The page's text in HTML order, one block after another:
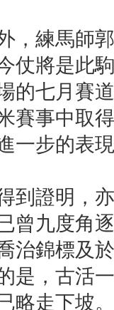
，練馬師
仗將是此
的七月賽
賽事中取
一步的表
到證明，
曾九度角
治錦標及
是，古活
略走下坡。